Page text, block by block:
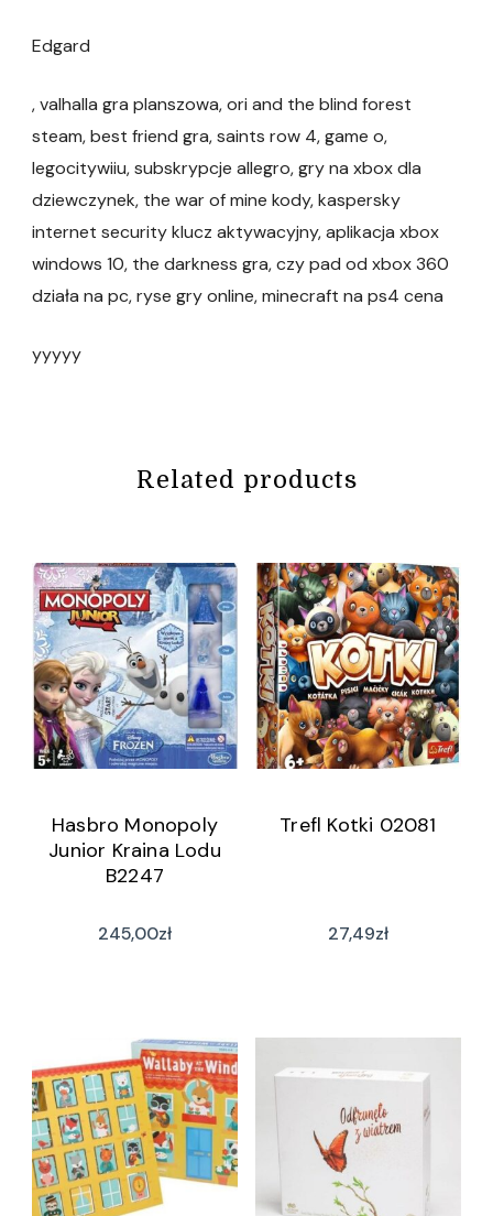
Edgard
, valhalla gra planszowa, ori and the blind forest
steam, best friend gra, saints row 4, game o,
legocitywiiu, subskrypcje allegro, gry na xbox dla
dziewczynek, the war of mine kody, kaspersky
internet security klucz aktywacyjny, aplikacja xbox
windows 10, the darkness gra, czy pad od xbox 360
działa na pc, ryse gry online, minecraft na ps4 cena
yyyyy
Related products
Hasbro Monopoly
Junior Kraina Lodu
B2247
245,00zł
Trefl Kotki 02081
27,49zł